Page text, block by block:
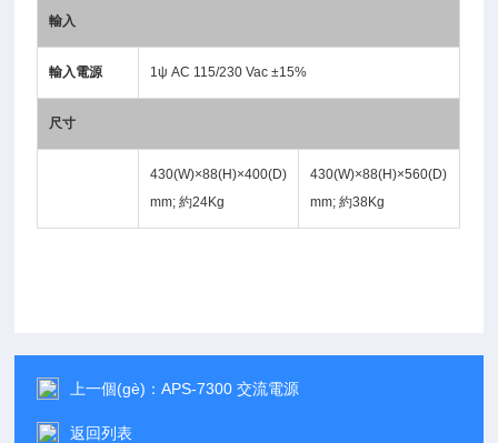
輸入
輸入電源 1ψ AC 115/230 Vac ±15%
尺寸
430(W)×88(H)×400(D)
mm; 約24Kg
430(W)×88(H)×560(D)
mm; 約38Kg
上一個(gè)：APS-7300 交流電源
返回列表